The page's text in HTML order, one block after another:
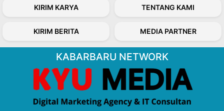
KIRIM KARYA TENTANG KAMI
KIRIM BERITA MEDIA PARTNER
KABARBARU NETWORK